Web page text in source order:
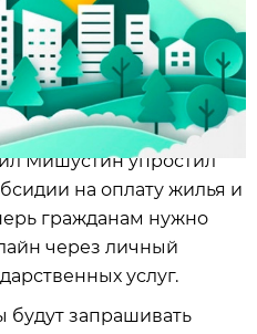
Мишустин упростил
на оплату жилья и
гражданам нужно
через личный
услуг.
будут запрашивать